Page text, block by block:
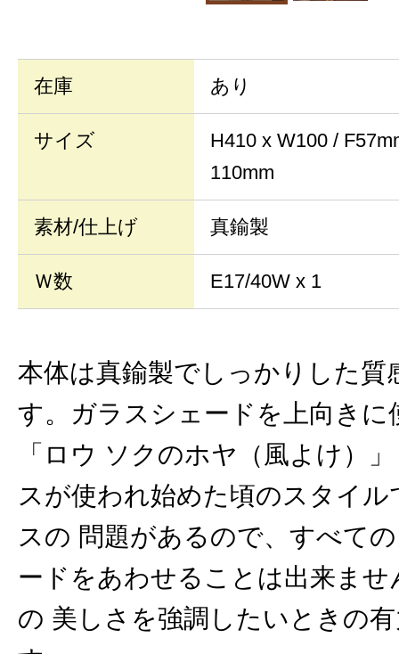
在庫 あり
サイズ
H410 x W100 /
110mm
素材/仕上げ 真鍮製
Ｗ数 E17/40W x 1
本体は真鍮製でしっかりした質
す。ガラスシェードを上向きに
「ロウ ソクのホヤ（風よけ）
スが使われ始めた頃のスタイ
スの 問題があるので、すべて
ードをあわせることは出来ませ
の 美しさを強調したいときの